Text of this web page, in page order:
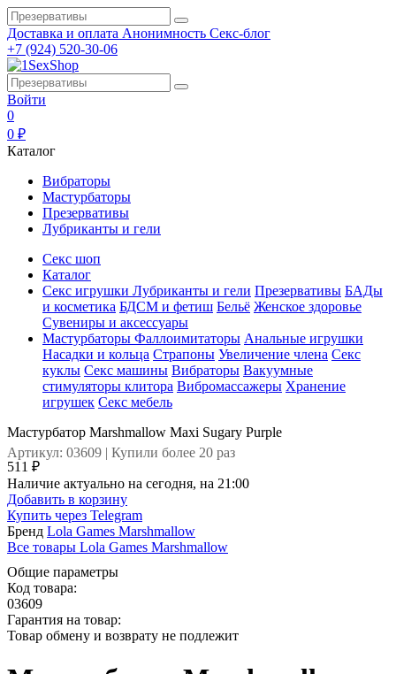
Доставка и оплата Анонимность Секс-блог
+7 (924) 520-30-06
Войти
0
0 ₽
Каталог
Вибраторы
Мастурбаторы
Презервативы
Лубриканты и гели
Секс шоп
Каталог
Секс игрушки Лубриканты и гели Презервативы БАДы
и косметика БДСМ и фетиш Бельё Женское здоровье
Сувениры и аксессуары
Мастурбаторы Фаллоимитаторы Анальные игрушки
Насадки и кольца Страпоны Увеличение члена Секс
куклы Секс машины Вибраторы Вакуумные
стимуляторы клитора Вибромассажеры Хранение
игрушек Секс мебель
Мастурбатор Marshmallow Maxi Sugary Purple
Артикул: 03609 | Купили более 20 раз
511 ₽
Наличие актуально на сегодня, на 21:00
Добавить в корзину
Купить через Telegram
Бренд Lola Games Marshmallow
Все товары Lola Games Marshmallow
Общие параметры
Код товара:
03609
Гарантия на товар:
Товар обмену и возврату не подлежит